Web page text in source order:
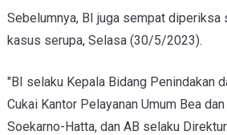
Sebelumnya, BI juga sempat
kasus serupa, Selasa (30/5/2023).
"BI selaku Kepala Bidang Penindakan
Cukai Kantor Pelayanan Umum Bea
Soekarno-Hatta, dan AB selaku